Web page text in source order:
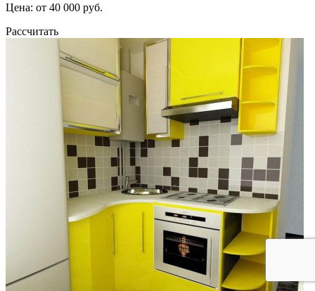
Цена: от 40 000 руб.
Рассчитать